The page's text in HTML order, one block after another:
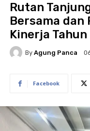
Rutan
Bersama dan
Kinerja
By Agung Panca
Facebook